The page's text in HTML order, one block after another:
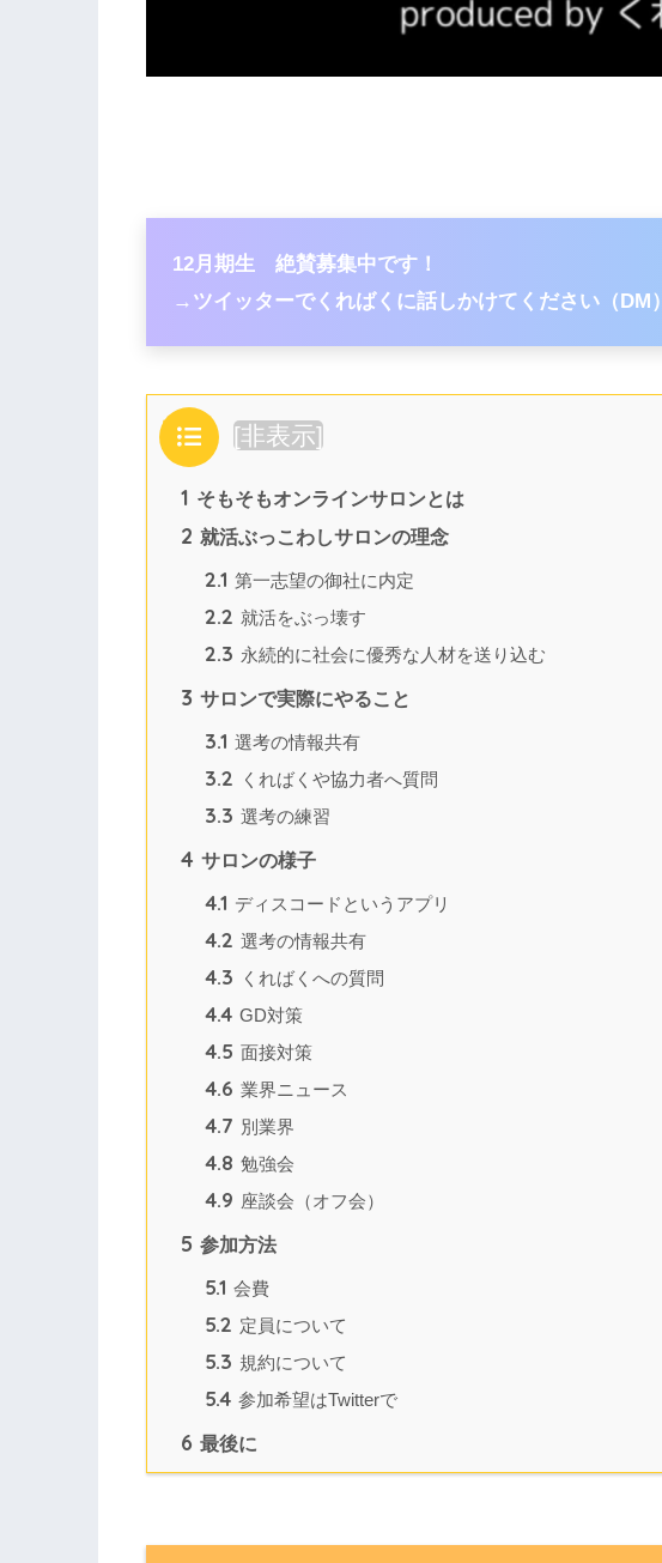
12月期生 絶賛募集中です！
→ツイッターでくればくに話しかけてください（DM）
目次 [非表示]
1 そもそもオンラインサロンとは
2 就活ぶっこわしサロンの理念
2.1 第一志望の御社に内定
2.2 就活をぶっ壊す
2.3 永続的に社会に優秀な人材を送り込む
3 サロンで実際にやること
3.1 選考の情報共有
3.2 くればくや協力者へ質問
3.3 選考の練習
4 サロンの様子
4.1 ディスコードというアプリ
4.2 選考の情報共有
4.3 くればくへの質問
4.4 GD対策
4.5 面接対策
4.6 業界ニュース
4.7 別業界
4.8 勉強会
4.9 座談会（オフ会）
5 参加方法
5.1 会費
5.2 定員について
5.3 規約について
5.4 参加希望はTwitterで
6 最後に